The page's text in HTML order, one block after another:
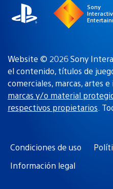
Sony
Website © 2026 Sony
el contenido, títulos de
comerciales, marcas, artes
marcas y/o material
respectivos propietarios.
Condiciones de uso
Información legal